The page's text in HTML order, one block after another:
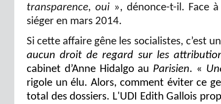
transparence, oui », dénonce-t-il. Face
siéger en mars 2014.
Si cette affaire gêne les socialistes, c’est
aucun droit de regard sur les
cabinet d’Anne Hidalgo au Parisien. «
rigole un élu. Alors, comment éviter ce
total des dossiers. L'UDI Edith Gallois